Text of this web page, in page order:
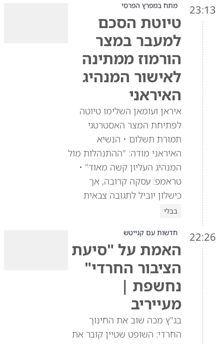
23:13 מתח במפרץ הפרסי
טיוטת הסכם
למעבר במצר
הורמוז ממתינה
לאישור המנהיג
האיראני
איראן ועומאן השלימו טיוטה
לפתיחת המצר האסטרטגי
תמורת תשלום • הנשיא
האיראני מודה: "ההתנהלות מול
המנהיג העליון קשה מאוד" •
טראמפ: עסקה קרובה, אך
כישלון יוביל לתגובה צבאית
בבלי
22:26 חדשות עם קנייטש
האמת על "סיעת
הציבור החרדי"
נחשפת |
מעייריב
בג"ץ מכה שוב את החינוך
החרדי: השופט שטיין קובר את